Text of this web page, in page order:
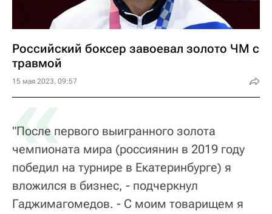
Российский боксер завоевал золото ЧМ с
травмой
15 мая 2023, 09:57
«
"После первого выигранного золота
чемпионата мира (россиянин в 2019 году
победил на турнире в Екатеринбурге) я
вложился в бизнес, - подчеркнул
Гаджимагомедов. - С моим товарищем я